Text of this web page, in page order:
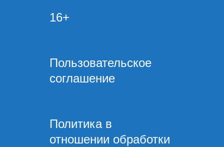
16+
Пользовательское
соглашение
Политика в
отношении обработки